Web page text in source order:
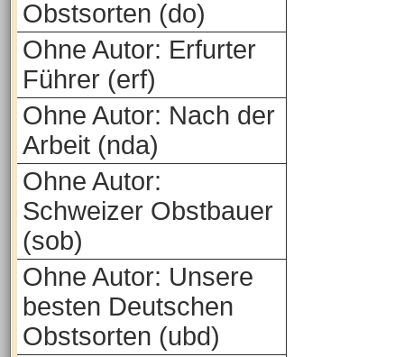
Obstsorten (do)
Ohne Autor: Erfurter
Führer (erf)
Ohne Autor: Nach der
Arbeit (nda)
Ohne Autor:
Schweizer Obstbauer
(sob)
Ohne Autor: Unsere
besten Deutschen
Obstsorten (ubd)